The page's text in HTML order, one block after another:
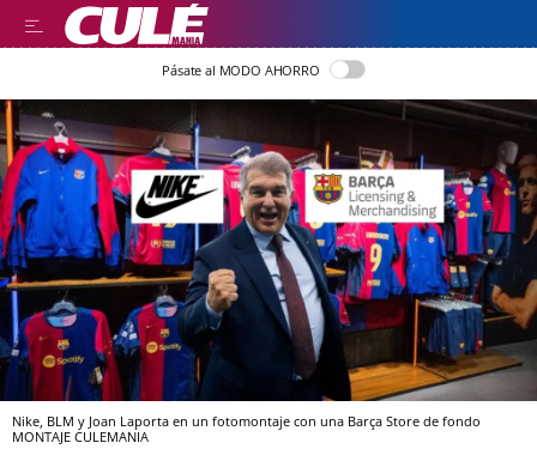
Pásate al MODO AHORRO
Nike, BLM y Joan Laporta en un fotomontaje con una Barça Store de fondo
MONTAJE CULEMANIA